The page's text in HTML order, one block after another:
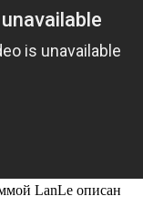
LanLe описан